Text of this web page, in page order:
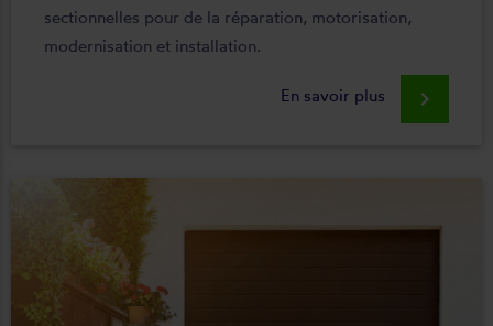
sectionnelles pour de la réparation, motorisation,
modernisation et installation.
En savoir plus keyboard_arrow_right